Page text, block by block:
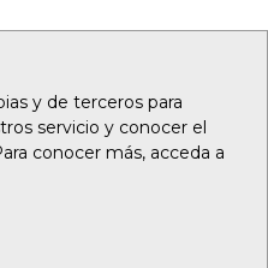
y de terceros para
servicio y conocer el
conocer más, acceda a